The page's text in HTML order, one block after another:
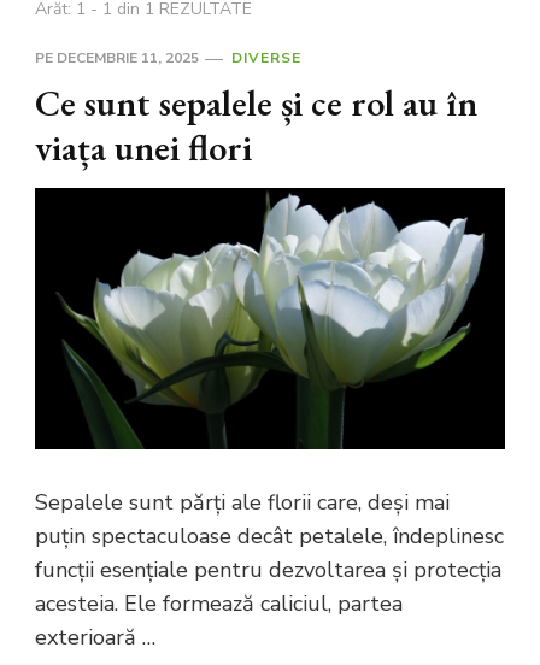
Arăt: 1 - 1 din 1 REZULTATE
PE DECEMBRIE 11, 2025 DIVERSE
Ce sunt sepalele și ce rol au în
viața unei flori
Sepalele sunt părți ale florii care, deși mai
puțin spectaculoase decât petalele, îndeplinesc
funcții esențiale pentru dezvoltarea și protecția
acesteia. Ele formează caliciul, partea
exterioară …